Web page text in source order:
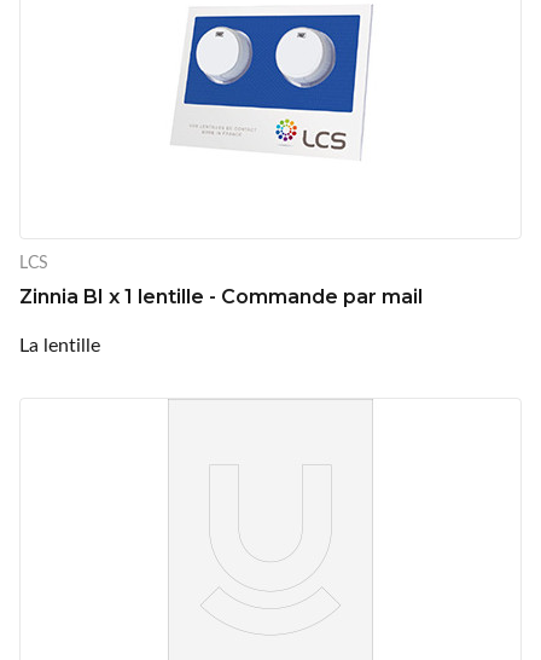
LCS
Zinnia BI x 1 lentille - Commande par mail
La lentille